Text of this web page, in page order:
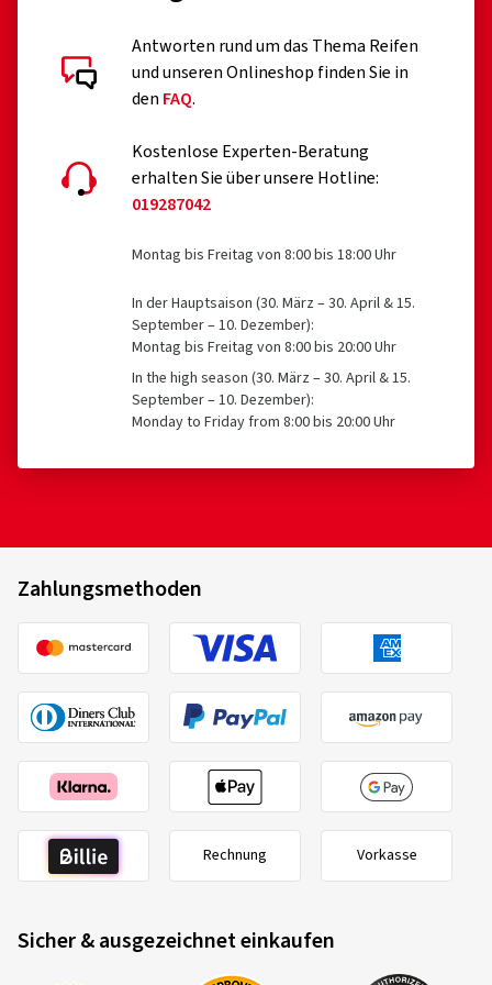
runderneuerte Reifen (bis eine entsprechende
Erweiterung der EU VO 2020/740 erfolgt ist)
professionelle Off-Road-Reifen
Rennreifen
Reifen mit Zusatzvorrichtungen zur Verbesserung der
Notreifen des Typs T
Reifen mit einer zulässigen Geschwindigkeit unter 80
Reifen für Felgen mit einem Nenndurchmesser ≤ 254
mm oder ≥ 635 mm
Antworten rund um das Thema Reifen
und unseren Onlineshop finden Sie in
den FAQ.
Kostenlose Experten-Beratung
erhalten Sie über unsere Hotline:
019287042
Montag bis Freitag von 8:00 bis 18:00 Uhr
In der Hauptsaison (30. März – 30. April & 15.
September – 10. Dezember):
Montag bis Freitag von 8:00 bis 20:00 Uhr
In the high season (30. März – 30. April & 15.
September – 10. Dezember):
Monday to Friday from 8:00 bis 20:00 Uhr
Zahlungsmethoden
Rechnung Vorkasse
Sicher & ausgezeichnet einkaufen